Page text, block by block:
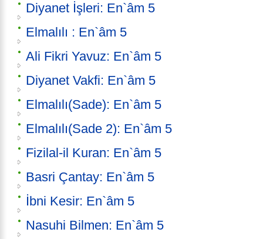
Diyanet İşleri: En`âm 5
Elmalılı : En`âm 5
Ali Fikri Yavuz: En`âm 5
Diyanet Vakfi: En`âm 5
Elmalılı(Sade): En`âm 5
Elmalılı(Sade 2): En`âm 5
Fizilal-il Kuran: En`âm 5
Basri Çantay: En`âm 5
İbni Kesir: En`âm 5
Nasuhi Bilmen: En`âm 5